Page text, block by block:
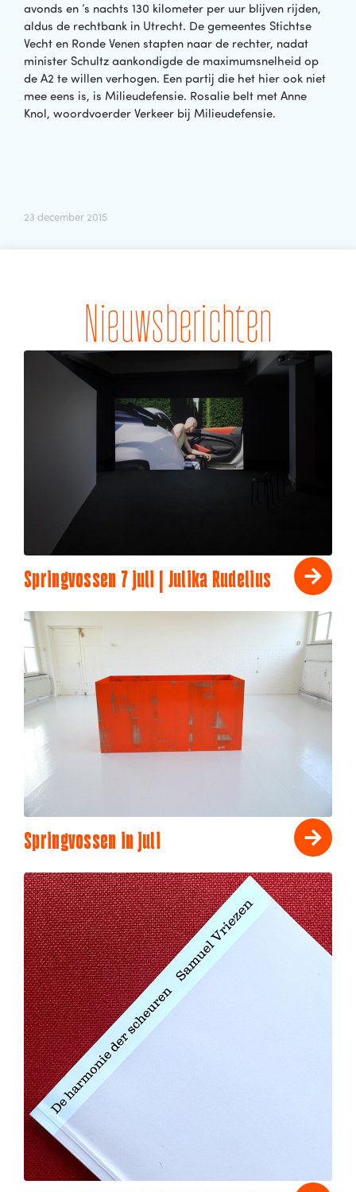
avonds en ‘s nachts 130 kilometer per uur blijven rijden,
aldus de rechtbank in Utrecht. De gemeentes Stichtse
Vecht en Ronde Venen stapten naar de rechter, nadat
minister Schultz aankondigde de maximumsnelheid op
de A2 te willen verhogen. Een partij die het hier ook niet
mee eens is, is Milieudefensie. Rosalie belt met Anne
Knol, woordvoerder Verkeer bij Milieudefensie.
23 december 2015
Nieuwsberichten
Springvossen 7 juli | Julika Rudelius
Springvossen in juli